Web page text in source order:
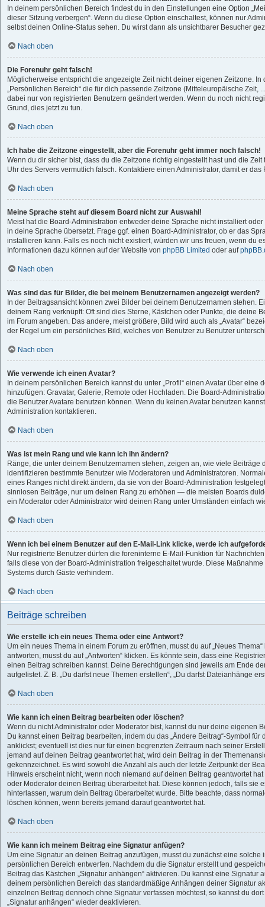
In deinem persönlichen Bereich findest du in den Einstellungen eine Option
dieser Sitzung verbergen“. Wenn du diese Option einschaltest, können nur
selbst deinen Online-Status sehen. Du wirst dann als unsichtbarer Besucher
Nach oben
Die Forenuhr geht falsch!
Möglicherweise entspricht die angezeigte Zeit nicht deiner eigenen Zeitzone. In
„Persönlichen Bereich“ die für dich passende Zeitzone (Mitteleuropäische Zeit,
dabei nur von registrierten Benutzern geändert werden. Wenn du noch nicht
Grund, dies jetzt zu tun.
Nach oben
Ich habe die Zeitzone eingestellt, aber die Forenuhr geht immer noch falsch!
Wenn du dir sicher bist, dass du die Zeitzone richtig eingestellt hast und die
Uhr des Servers vermutlich falsch. Kontaktiere einen Administrator, damit er
Nach oben
Meine Sprache steht auf diesem Board nicht zur Auswahl!
Meist hat die Board-Administration entweder deine Sprache nicht installiert
in deine Sprache übersetzt. Frage ggf. einen Board-Administrator, ob er das
installieren kann. Falls es noch nicht existiert, würden wir uns freuen, wenn du
Informationen dazu können auf der Website von phpBB Limited oder auf
Nach oben
Was sind das für Bilder, die bei meinem Benutzernamen angezeigt werden?
In der Beitragsansicht können zwei Bilder bei deinem Benutzernamen stehen.
deinem Rang verknüpft: Oft sind dies Sterne, Kästchen oder Punkte, die deine
im Forum angeben. Das andere, meist größere, Bild wird auch als „Avatar“
der Regel um ein persönliches Bild, welches von Benutzer zu Benutzer
Nach oben
Wie verwende ich einen Avatar?
In deinem persönlichen Bereich kannst du unter „Profil“ einen Avatar über eine
hinzufügen: Gravatar, Galerie, Remote oder Hochladen. Die Board-
die Benutzer Avatare benutzen können. Wenn du keinen Avatar benutzen
Administration kontaktieren.
Nach oben
Was ist mein Rang und wie kann ich ihn ändern?
Ränge, die unter deinem Benutzernamen stehen, zeigen an, wie viele Beiträge
identifizieren bestimmte Benutzer wie Moderatoren und Administratoren.
eines Ranges nicht direkt ändern, da sie von der Board-Administration
sinnlosen Beiträge, nur um deinen Rang zu erhöhen — die meisten Boards
ein Moderator oder Administrator wird deinen Rang unter Umständen einfach
Nach oben
Wenn ich bei einem Benutzer auf den E-Mail-Link klicke, werde ich
Nur registrierte Benutzer dürfen die foreninterne E-Mail-Funktion für
falls diese von der Board-Administration freigeschaltet wurde. Diese
Systems durch Gäste verhindern.
Nach oben
Beiträge schreiben
Wie erstelle ich ein neues Thema oder eine Antwort?
Um ein neues Thema in einem Forum zu eröffnen, musst du auf „Neues
antworten, musst du auf „Antworten“ klicken. Es könnte sein, dass eine
einen Beitrag schreiben kannst. Deine Berechtigungen sind jeweils am Ende
aufgelistet. Z. B. „Du darfst neue Themen erstellen“, „Du darfst Dateianhänge
Nach oben
Wie kann ich einen Beitrag bearbeiten oder löschen?
Wenn du nicht Administrator oder Moderator bist, kannst du nur deine eigenen
Du kannst einen Beitrag bearbeiten, indem du das „Ändere Beitrag“-Symbol
anklickst; eventuell ist dies nur für einen begrenzten Zeitraum nach seiner
jemand auf deinen Beitrag geantwortet hat, wird dein Beitrag in der
gekennzeichnet. Es wird sowohl die Anzahl als auch der letzte Zeitpunkt der
Hinweis erscheint nicht, wenn noch niemand auf deinen Beitrag geantwortet
oder Moderator deinen Beitrag überarbeitet hat. Diese können jedoch, falls sie
hinterlassen, warum dein Beitrag überarbeitet wurde. Bitte beachte, dass
löschen können, wenn bereits jemand darauf geantwortet hat.
Nach oben
Wie kann ich meinem Beitrag eine Signatur anfügen?
Um eine Signatur an deinen Beitrag anzufügen, musst du zunächst eine
persönlichen Bereich entwerfen. Nachdem du die Signatur erstellt und
Beitrag das Kästchen „Signatur anhängen“ aktivieren. Du kannst eine Signatur
deinem persönlichen Bereich das standardmäßige Anhängen deiner Signatur
einzelnen Beitrag dennoch ohne Signatur verfassen möchtest, so kannst du
„Signatur anhängen“ wieder deaktivieren.